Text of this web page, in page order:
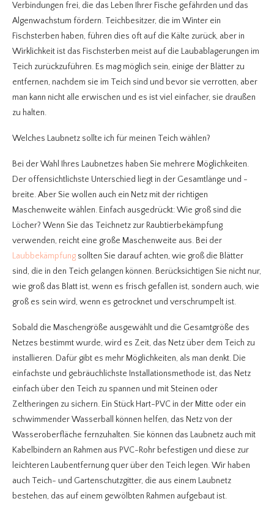
Verbindungen frei, die das Leben Ihrer Fische gefährden und das
Algenwachstum fördern. Teichbesitzer, die im Winter ein
Fischsterben haben, führen dies oft auf die Kälte zurück, aber in
Wirklichkeit ist das Fischsterben meist auf die Laubablagerungen im
Teich zurückzuführen. Es mag möglich sein, einige der Blätter zu
entfernen, nachdem sie im Teich sind und bevor sie verrotten, aber
man kann nicht alle erwischen und es ist viel einfacher, sie draußen
zu halten.
Welches Laubnetz sollte ich für meinen Teich wählen?
Bei der Wahl Ihres Laubnetzes haben Sie mehrere Möglichkeiten.
Der offensichtlichste Unterschied liegt in der Gesamtlänge und -
breite. Aber Sie wollen auch ein Netz mit der richtigen
Maschenweite wählen. Einfach ausgedrückt: Wie groß sind die
Löcher? Wenn Sie das Teichnetz zur Raubtierbekämpfung
verwenden, reicht eine große Maschenweite aus. Bei der
Laubbekämpfung sollten Sie darauf achten, wie groß die Blätter
sind, die in den Teich gelangen können. Berücksichtigen Sie nicht nur,
wie groß das Blatt ist, wenn es frisch gefallen ist, sondern auch, wie
groß es sein wird, wenn es getrocknet und verschrumpelt ist.
Sobald die Maschengröße ausgewählt und die Gesamtgröße des
Netzes bestimmt wurde, wird es Zeit, das Netz über dem Teich zu
installieren. Dafür gibt es mehr Möglichkeiten, als man denkt. Die
einfachste und gebräuchlichste Installationsmethode ist, das Netz
einfach über den Teich zu spannen und mit Steinen oder
Zeltheringen zu sichern. Ein Stück Hart-PVC in der Mitte oder ein
schwimmender Wasserball können helfen, das Netz von der
Wasseroberfläche fernzuhalten. Sie können das Laubnetz auch mit
Kabelbindern an Rahmen aus PVC-Rohr befestigen und diese zur
leichteren Laubentfernung quer über den Teich legen. Wir haben
auch Teich- und Gartenschutzgitter, die aus einem Laubnetz
bestehen, das auf einem gewölbten Rahmen aufgebaut ist.